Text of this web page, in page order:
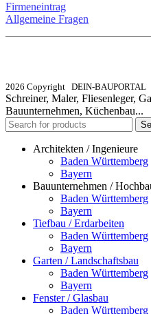
Firmeneintrag
Allgemeine Fragen
2026 Copyright DEIN-BAUPORTAL
Schreiner, Maler, Fliesenleger,
Bauunternehmen, Küchenbau...
Architekten / Ingenieure
Baden Württemberg
Bayern
Bauunternehmen /
Baden Württemberg
Bayern
Tiefbau / Erdarbeiten
Baden Württemberg
Bayern
Garten / Landschaftsbau
Baden Württemberg
Bayern
Fenster / Glasbau
Baden Württemberg